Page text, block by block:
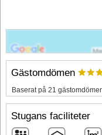
Gästomdömen
Baserat på 21
Stugans faciliteter